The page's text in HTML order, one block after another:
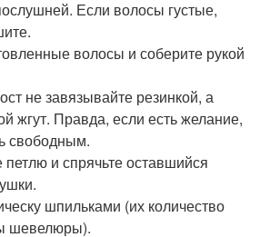
Если волосы густые,
волосы и соберите рукой
не завязывайте резинкой, а
жгут. Правда, если есть желание,
свободным.
петлю и спрячьте оставшийся
шпильками (их количество
шевелюры).